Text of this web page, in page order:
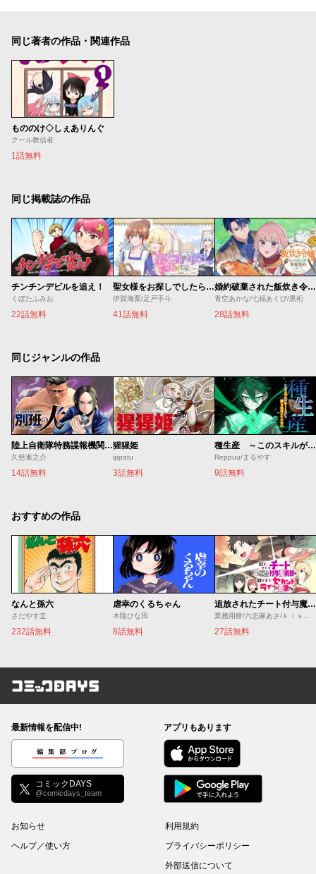
同じ著者の作品・関連作品
もののけ◇しぇありんぐ
クール教信者
1話無料
同じ掲載誌の作品
チンチンデビルを追え！
くぼたふみお
22話無料
聖女様をお探しでしたら妹で間違いありません。さあどうぞお連れください、今すぐ。
伊賀海栗/足戸手斗
41話無料
婚約破棄された飯炊き令嬢の私は冷酷公爵と専属契約しました～ですが胃袋を掴んだ結果、冷たかった公爵様がどんどん優しくなっています～
青空あかな/七福あくび/黒裄
28話無料
同じジャンルの作品
陸上自衛隊特務諜報機関 別班の犬
久慈進之介
14話無料
猩猩姫
ippatu
3話無料
種生産 ～このスキルがチートだとまだ誰も気付いていない～
Reppuu/まるやす
9話無料
おすすめの作品
なんと孫六
さだやす圭
232話無料
虐幸のくるちゃん
木陰ひな田
8話無料
追放されたチート付与魔術師は気ままなセカンドライフを謳歌する。 ～俺は武器だけじゃなく、あらゆるものに『強化ポイント』を付与できるし、俺の意思でいつでも効果を解除できるけど、残った人たち大丈夫？～
27話無料
コミックDAYS
最新情報を配信中!
編集部ブログ
コミックDAYS
@comicdays_team
アプリもあります
お知らせ
ヘルプ／使い方
利用規約
プライバシーポリシー
外部送信について